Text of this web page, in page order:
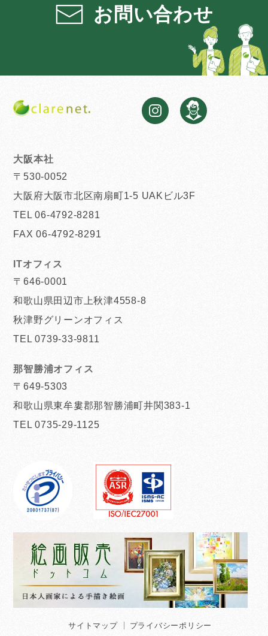
お問い合わせ
大阪本社
〒530-0052
大阪府大阪市北区南扇町1-5 UAKビル3F
TEL 06-4792-8281
FAX 06-4792-8291
ITオフィス
〒646-0001
和歌山県田辺市上秋津4558-8
秋津野グリーンオフィス
TEL 0739-33-9811
那智勝浦オフィス
〒649-5303
和歌山県東牟婁郡那智勝浦町井関383-1
TEL 0735-29-1125
サイトマップ
プライバシーポリシー